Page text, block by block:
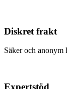
Diskret frakt
Säker och
Expertstöd